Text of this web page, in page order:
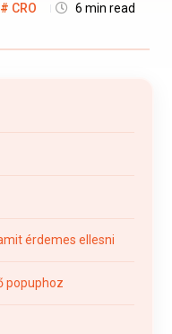
CRO 6 min read
érdemes ellesni
popuphoz